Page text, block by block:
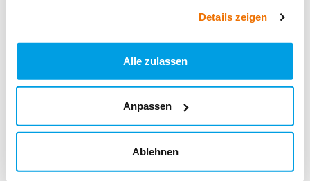
Details zeigen
Alle zulassen
Anpassen
Ablehnen